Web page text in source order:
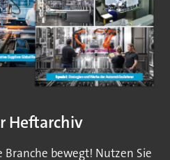
Heftarchiv
Branche bewegt! Nutzen Sie